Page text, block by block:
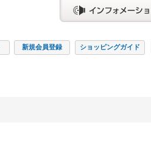
新規会員登録 ショッピングガイド